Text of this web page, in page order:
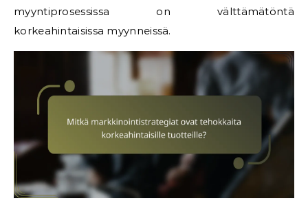
myyntiprosessissa on välttämätöntä
korkeahintaisissa myynneissä.